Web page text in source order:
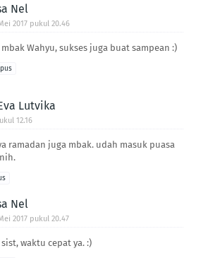
Nel
2017 pukul 20.46
mbak Wahyu, sukses juga buat sampean :)
Lutvika
12.16
ramadan juga mbak. udah masuk puasa
Nel
2017 pukul 20.47
sist, waktu cepat ya. :)